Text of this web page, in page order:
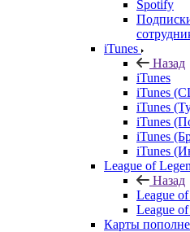
Spotify
iTunes
Назад
iTunes
iTunes
iTunes
iTunes
iTunes
iTunes
League of
Назад
League
League
Карты